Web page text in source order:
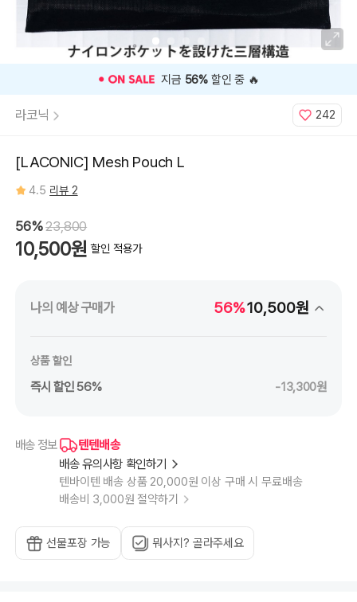
⭐️ 고객 평점 4.5인기 상품 ⭐️
라코닉 242
[LACONIC] Mesh Pouch L
4.5 리뷰 2
56%23,800
10,500원 할인 적용가
나의 예상 구매가 56%10,500원
상품 할인
즉시 할인 56% -13,300원
배송 정보
텐텐배송
배송 유의사항 확인하기
텐바이텐 배송 상품 20,000원 이상 구매 시 무료배송
배송비 3,000원 절약하기
선물포장 가능 뭐사지? 골라주세요